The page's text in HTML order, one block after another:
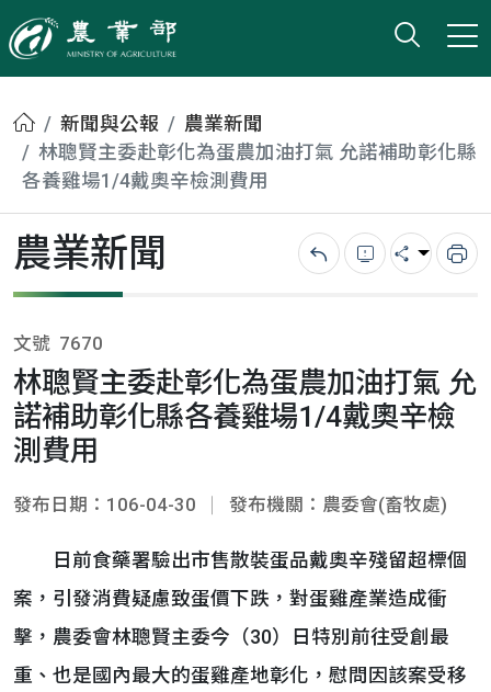
農業部
打開
小版
首頁新聞與公報
農業新聞
林聰賢主委赴彰化為蛋農加油打氣 允諾補助彰化縣
各養雞場1/4戴奧辛檢測費用
農業新聞 回上一頁錯誤回報
分享 列
文號 7670
林聰賢主委赴彰化為蛋農加油打氣 允
諾補助彰化縣各養雞場1/4戴奧辛檢
測費用
發布日期：106-04-30 發布機關：農委會(畜牧處)
日前食藥署驗出市售散裝蛋品戴奧辛殘留超標個
案，引發消費疑慮致蛋價下跌，對蛋雞產業造成衝
擊，農委會林聰賢主委今（30）日特別前往受創最
重、也是國內最大的蛋雞產地彰化，慰問因該案受移